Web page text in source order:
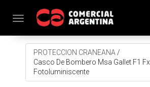
Toggle navigation
PROTECCION CRANEANA /
Casco De Bombero Msa Gallet F1 Fx
Fotoluminiscente